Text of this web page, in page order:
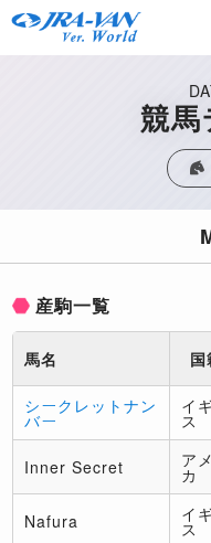
競馬
産駒一覧
馬名 国
シークレットナン
バー
イ
ス
Inner Secret ア
カ
Nafura イ
ス